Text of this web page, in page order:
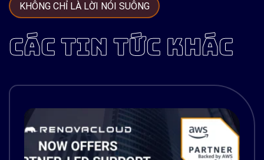
KHÔNG CHỈ LÀ LỜI NÓI SUÔNG
CÁC TIN TỨC KHÁC